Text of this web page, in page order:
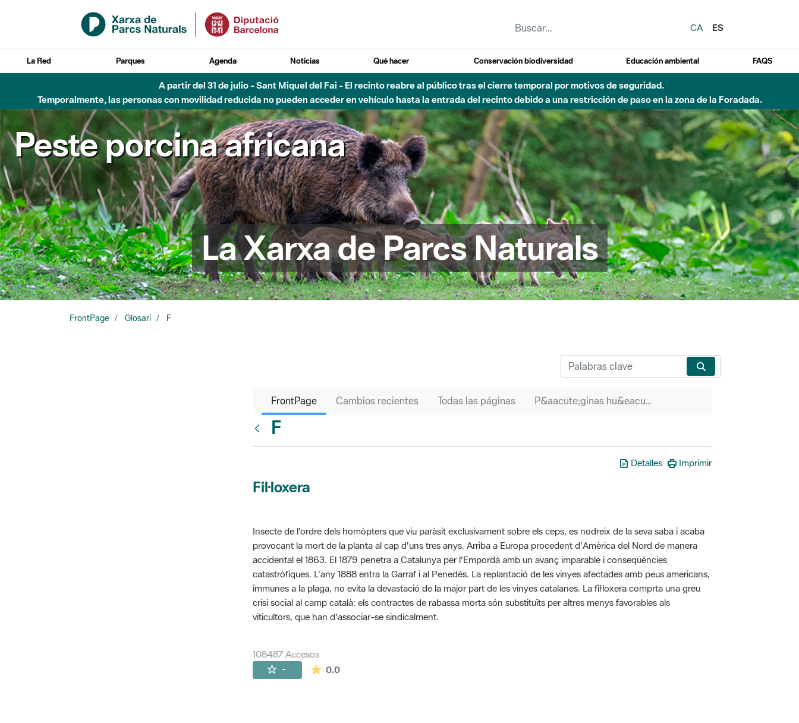
Saltar al contenido principal
CA
ES
La Red Parques Agenda Noticias Qué hacer Conservación biodiversidad Educación ambiental FAQS
A partir del 31 de julio - Sant Miquel del Fai - El recinto reabre al público tras el cierre temporal por motivos de seguridad.
Temporalmente, las personas con movilidad reducida no pueden acceder en vehículo hasta la entrada del recinto debido a una restricción de paso en la zona de la Foradada.
Peste porcina africana
La Xarxa de Parcs Naturals
FrontPage Glosari F
FrontPage Cambios recientes Todas las páginas P&aacute;ginas hu&eacute;rfanas
F
Detalles Imprimir
Fil·loxera
Insecte de l'ordre dels homòpters que viu paràsit exclusivament sobre els ceps, es nodreix de la seva saba i acaba
provocant la mort de la planta al cap d'uns tres anys. Arriba a Europa procedent d'Amèrica del Nord de manera
accidental el 1863. El 1879 penetra a Catalunya per l'Empordà amb un avanç imparable i conseqüències
catastròfiques. L'any 1888 entra la Garraf i al Penedès. La replantació de les vinyes afectades amb peus americans,
immunes a la plaga, no evita la devastació de la major part de les vinyes catalanes. La fil·loxera comprta una greu
crisi social al camp català: els contractes de rabassa morta són substituïts per altres menys favorables als
viticultors, que han d'associar-se sindicalment.
108487 Accesos
- 0.0La valoración media es de 0 estrellas de 5.